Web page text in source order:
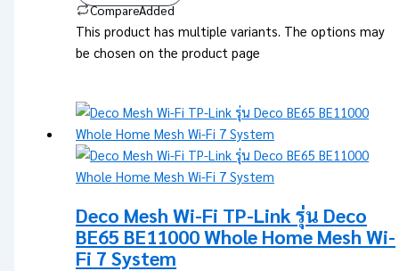
CompareAdded
This product has multiple variants. The options may
be chosen on the product page
Deco Mesh Wi-Fi TP-Link รุ่น Deco
BE65 BE11000 Whole Home Mesh Wi-
Fi 7 System